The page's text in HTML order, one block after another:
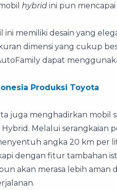
hybrid ini pun
ini memiliki desain yang
dimensi yang cukup
dapat
Produksi Toyota
juga menghadirkan mobil
Melalui serangkaian
angka 20 km per
dengan fitur tambahan
akan merasa lebih aman